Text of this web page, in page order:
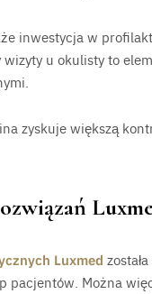
inwestycja w
wizyty u okulisty to
zyskuje większą
Luxmed
pacjentów. Można